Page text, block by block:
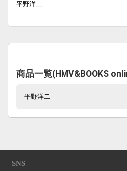
平野洋二
商品一覧(HMV&BOOKS
平野洋二
SNS